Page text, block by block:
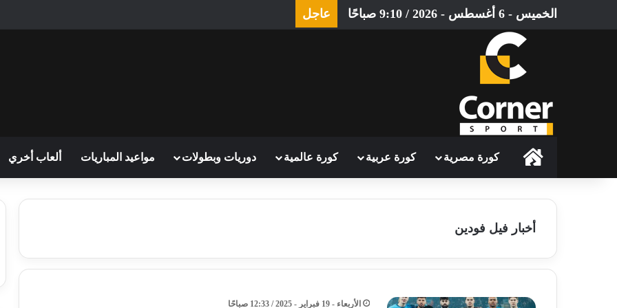
الخميس - 6 أغسطس - 2026 / 9:10 صباحًا عاجل
الرئيسيةكورة مصرية كورة عربية كورة عالمية دوريات وبطولات مواعيد المباريات ألعاب أخري
أخبار فيل فودين
الأربعاء - 19 فبراير - 2025 / 12:33 صباحًا